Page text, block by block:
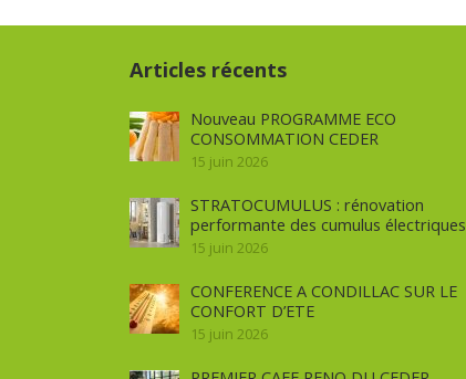
Articles récents
Nouveau PROGRAMME ECO
CONSOMMATION CEDER
15 juin 2026
STRATOCUMULUS : rénovation
performante des cumulus électriques
15 juin 2026
CONFERENCE A CONDILLAC SUR LE
CONFORT D’ETE
15 juin 2026